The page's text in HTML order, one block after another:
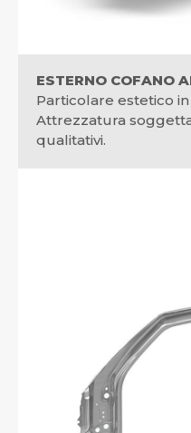
ESTERNO COFANO
Particolare estetico
Attrezzatura
qualitativi.